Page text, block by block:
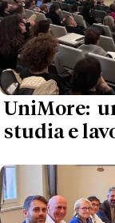
UniMore:
studia e